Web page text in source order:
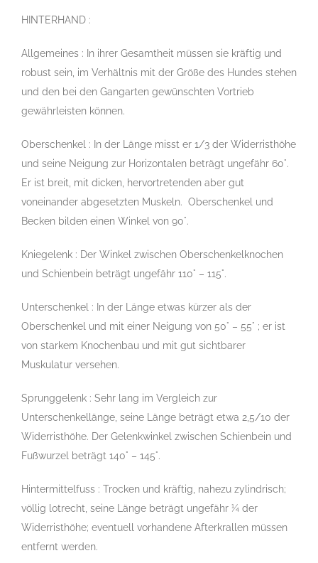
HINTERHAND :
Allgemeines : In ihrer Gesamtheit müssen sie kräftig und
robust sein, im Verhältnis mit der Größe des Hundes stehen
und den bei den Gangarten gewünschten Vortrieb
gewährleisten können.
Oberschenkel : In der Länge misst er 1/3 der Widerristhöhe
und seine Neigung zur Horizontalen beträgt ungefähr 60°.
Er ist breit, mit dicken, hervortretenden aber gut
voneinander abgesetzten Muskeln. Oberschenkel und
Becken bilden einen Winkel von 90°.
Kniegelenk : Der Winkel zwischen Oberschenkelknochen
und Schienbein beträgt ungefähr 110° – 115°.
Unterschenkel : In der Länge etwas kürzer als der
Oberschenkel und mit einer Neigung von 50° – 55° ; er ist
von starkem Knochenbau und mit gut sichtbarer
Muskulatur versehen.
Sprunggelenk : Sehr lang im Vergleich zur
Unterschenkellänge, seine Länge beträgt etwa 2,5/10 der
Widerristhöhe. Der Gelenkwinkel zwischen Schienbein und
Fußwurzel beträgt 140° – 145°.
Hintermittelfuss : Trocken und kräftig, nahezu zylindrisch;
völlig lotrecht, seine Länge beträgt ungefähr ¼ der
Widerristhöhe; eventuell vorhandene Afterkrallen müssen
entfernt werden.